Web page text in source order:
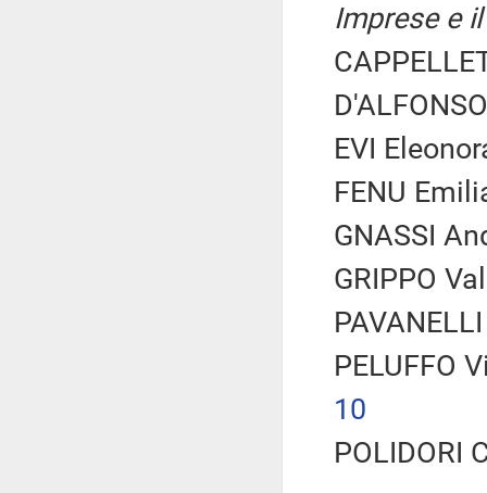
Imprese e
EVI
FENU
GNASSI
GRIPPO
PELUFFO
10
POLIDORI